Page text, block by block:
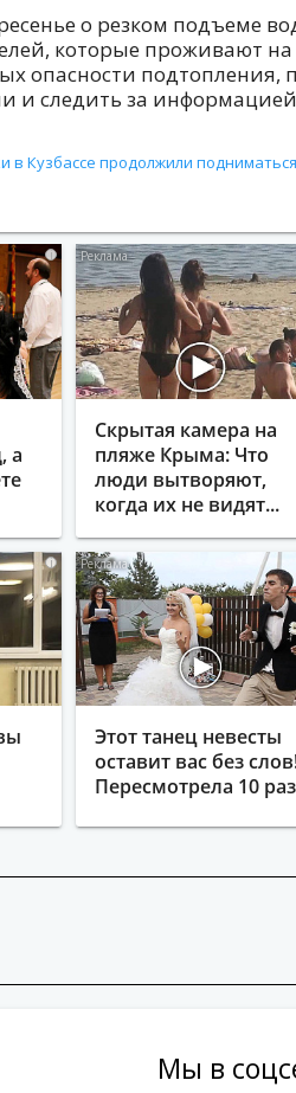
о резком подъеме
которые проживают
опасности подтопления,
и следить за
в Кузбассе продолжили подниматься
i
а
Скрытая камера на
пляже Крыма: Что
люди вытворяют,
когда их не видят...
i
Этот танец невесты
оставит вас без
Пересмотрела 10 раз
Мы в